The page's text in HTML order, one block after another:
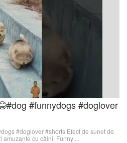
#funnydogs #doglover
#doglover #shorts Efect de sunet de
cu câini, Funny ...